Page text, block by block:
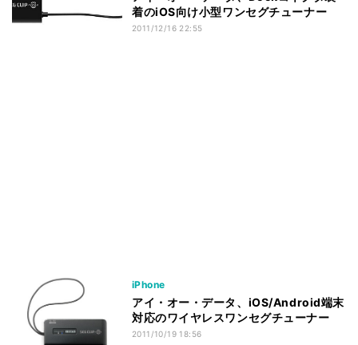
着のiOS向け小型ワンセグチューナー
2011/12/16 22:55
iPhone
アイ・オー・データ、iOS/Android端末
対応のワイヤレスワンセグチューナー
2011/10/19 18:56